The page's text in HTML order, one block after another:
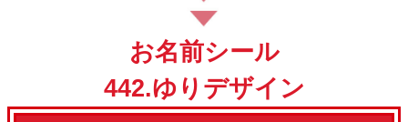
お名前シール
442.ゆりデザイン